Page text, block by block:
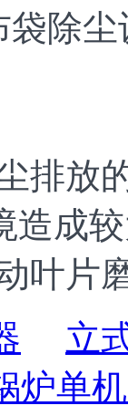
除
放的
造成
片
立
炉单